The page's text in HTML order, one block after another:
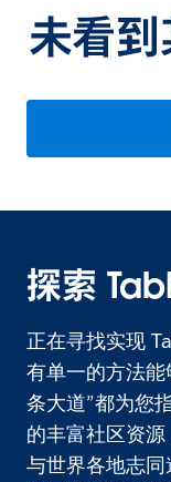
未看
探索
正在寻找实现
有单一的方法
条大道”都为您
的丰富社区资
与世界各地志同